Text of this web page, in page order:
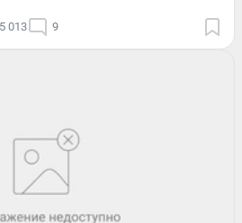
5 013 9